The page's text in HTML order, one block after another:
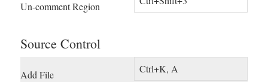
Un-comment Region
Source Control
Add File Ctrl+K, A